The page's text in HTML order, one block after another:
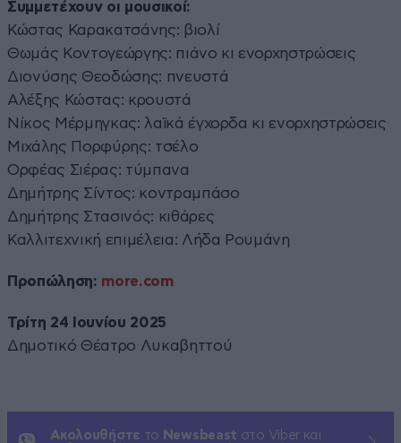
Συμμετέχουν οι μουσικοί:
Κώστας Καρακατσάνης: βιολί
Θωμάς Κοντογεώργης: πιάνο κι ενορχηστρώσεις
Διονύσης Θεοδώσης: πνευστά
Αλέξης Κώστας: κρουστά
Νίκος Μέρμηγκας: λαϊκά έγχορδα κι ενορχηστρώσεις
Μιχάλης Πορφύρης: τσέλο
Ορφέας Σιέρας: τύμπανα
Δημήτρης Σίντος: κοντραμπάσο
Δημήτρης Στασινός: κιθάρες
Καλλιτεχνική επιμέλεια: Λήδα Ρουμάνη
Προπώληση: more.com
Τρίτη 24 Ιουνίου 2025
Δημοτικό Θέατρο Λυκαβηττού
Ακολουθήστε το Newsbeast στο Viber και